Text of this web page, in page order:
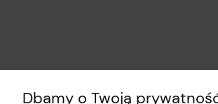
Dbamy o Twoją